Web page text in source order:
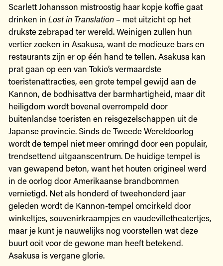
Scarlett Johansson mistroostig haar kopje koffie gaat
drinken in Lost in Translation– met uitzicht op het
drukste zebrapad ter wereld. Weinigen zullen hun
vertier zoeken in Asakusa, want de modieuze bars en
restaurants zijn er op één hand te tellen. Asakusa kan
prat gaan op een van Tokio’s vermaardste
toeristenattracties, een grote tempel gewijd aan de
Kannon, de bodhisattva der barmhartigheid, maar dit
heiligdom wordt bovenal overrompeld door
buitenlandse toeristen en reisgezelschappen uit de
Japanse provincie. Sinds de Tweede Wereldoorlog
wordt de tempel niet meer omringd door een populair,
trendsettend uitgaanscentrum. De huidige tempel is
van gewapend beton, want het houten origineel werd
in de oorlog door Amerikaanse brandbommen
vernietigd. Net als honderd of tweehonderd jaar
geleden wordt de Kannon-tempel omcirkeld door
winkeltjes, souvenirkraampjes en vaudevilletheatertjes,
maar je kunt je nauwelijks nog voorstellen wat deze
buurt ooit voor de gewone man heeft betekend.
Asakusa is vergane glorie.